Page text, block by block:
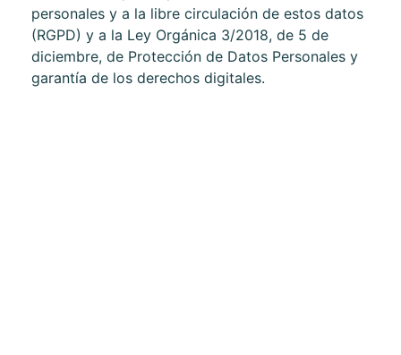
personales y a la libre circulación de estos datos
(RGPD) y a la Ley Orgánica 3/2018, de 5 de
diciembre, de Protección de Datos Personales y
garantía de los derechos digitales.